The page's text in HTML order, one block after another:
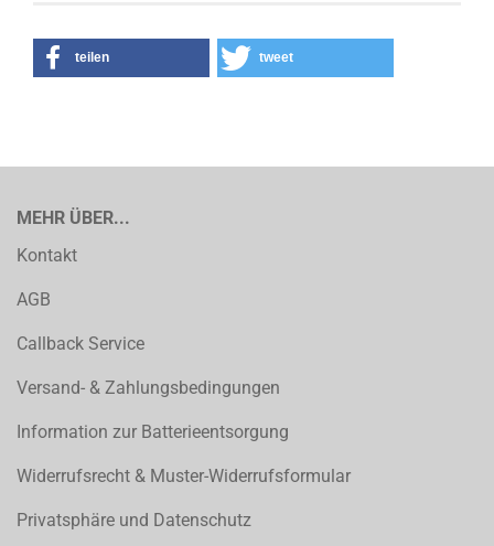
teilen tweet
MEHR ÜBER...
Kontakt
AGB
Callback Service
Versand- & Zahlungsbedingungen
Information zur Batterieentsorgung
Widerrufsrecht & Muster-Widerrufsformular
Privatsphäre und Datenschutz